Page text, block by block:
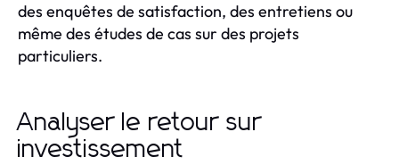
des enquêtes de satisfaction, des entretiens ou
même des études de cas sur des projets
particuliers.
Analyser le retour sur
investissement